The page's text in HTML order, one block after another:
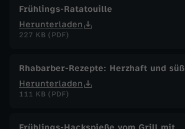
Frühlings-Ratatouille
Herunterladen
227 KB (PDF)
Rhabarber-Rezepte: Herzhaft und süß
Herunterladen
111 KB (PDF)